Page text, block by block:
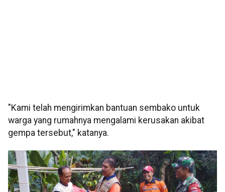
"Kami telah mengirimkan bantuan sembako untuk
warga yang rumahnya mengalami kerusakan akibat
gempa tersebut," katanya.